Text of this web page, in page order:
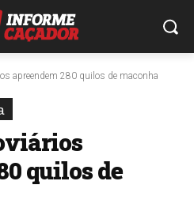
apreendem 280 quilos de maconha
quilos de